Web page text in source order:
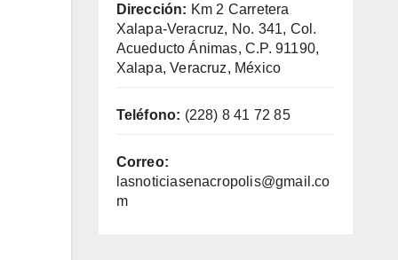
Dirección: Km 2 Carretera
Xalapa-Veracruz, No. 341, Col.
Acueducto Ánimas, C.P. 91190,
Xalapa, Veracruz, México
Teléfono: (228) 8 41 72 85
Correo:
lasnoticiasenacropolis@gmail.co
m